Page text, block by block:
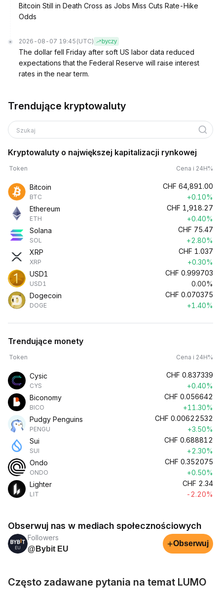
Bitcoin Still in Death Cross as Jobs Miss Cuts Rate-Hike
Odds
2026-08-07 19:45 (UTC) byczy
The dollar fell Friday after soft US labor data reduced
expectations that the Federal Reserve will raise interest
rates in the near term.
Trendujące kryptowaluty
Szukaj
Kryptowaluty o największej kapitalizacji rynkowej
Token Cena i 24H%
Bitcoin
BTC
CHF 64,891.00
+0.10%
Ethereum
ETH
CHF 1,918.27
+0.40%
Solana
SOL
CHF 75.47
+2.80%
XRP
XRP
CHF 1.037
+0.30%
USD1
USD1
CHF 0.999703
0.00%
Dogecoin
DOGE
CHF 0.070375
+1.40%
Trendujące monety
Token Cena i 24H%
Cysic
CYS
CHF 0.837339
+0.40%
Biconomy
BICO
CHF 0.056642
+11.30%
Pudgy Penguins
PENGU
CHF 0.00622532
+3.50%
Sui
SUI
CHF 0.688812
+2.30%
Ondo
ONDO
CHF 0.352075
+0.50%
Lighter
LIT
CHF 2.34
-2.20%
Obserwuj nas w mediach społecznościowych
Followers
@Bybit EU
+Obserwuj
Często zadawane pytania na temat LUMO